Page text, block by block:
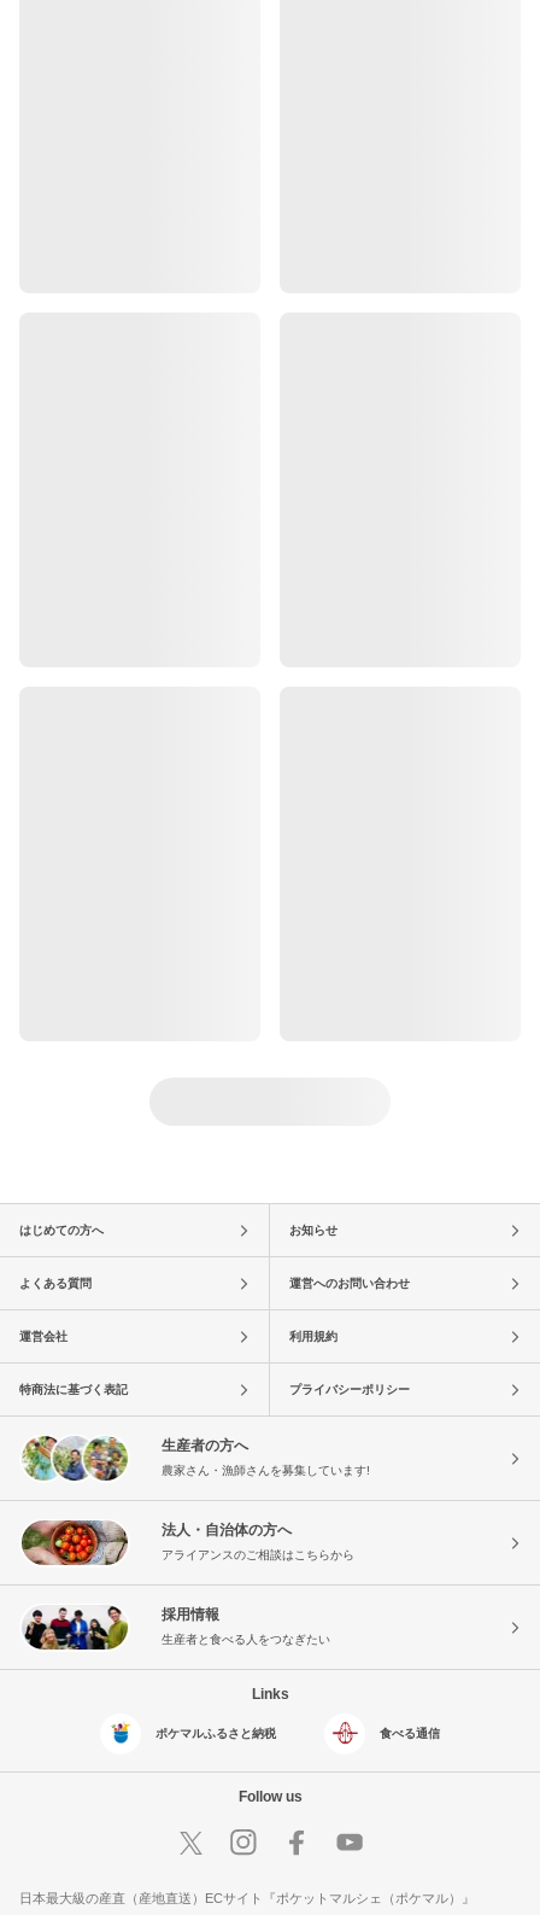
はじめての方へ お知らせ
よくある質問 運営へのお問い合わせ
運営会社 利用規約
特商法に基づく表記 プライバシーポリシー
生産者の方へ
農家さん・漁師さんを募集しています!
法人・自治体の方へ
アライアンスのご相談はこちらから
採用情報
生産者と食べる人をつなぎたい
Links
ポケマルふるさと納税 食べる通信
Follow us
日本最大級の産直（産地直送）ECサイト『ポケットマルシェ（ポケマル）』